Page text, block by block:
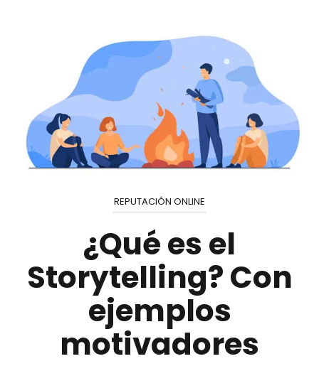
REPUTACIÓN ONLINE
¿Qué es el
Storytelling? Con
ejemplos
motivadores